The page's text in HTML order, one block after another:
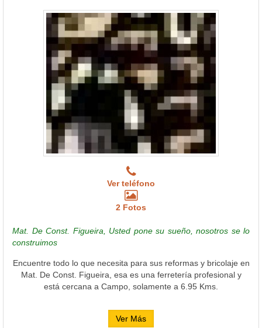
Ver teléfono
2 Fotos
Mat. De Const. Figueira, Usted pone su sueño, nosotros se lo
construimos
Encuentre todo lo que necesita para sus reformas y bricolaje en
Mat. De Const. Figueira, esa es una ferretería profesional y
está cercana a Campo, solamente a 6.95 Kms.
Ver Más